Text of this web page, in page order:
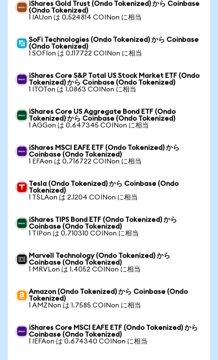
iShares Gold Trust (Ondo Tokenized) から Coinbase
(Ondo Tokenized)
1 IAUon は 0.524814 COINon に相当
SoFi Technologies (Ondo Tokenized) から Coinbase
(Ondo Tokenized)
1 SOFIon は 0.117722 COINon に相当
iShares Core S&P Total US Stock Market ETF (Ondo
Tokenized) から Coinbase (Ondo Tokenized)
1 ITOTon は 1.0863 COINon に相当
iShares Core US Aggregate Bond ETF (Ondo
Tokenized) から Coinbase (Ondo Tokenized)
1 AGGon は 0.647345 COINon に相当
iShares MSCI EAFE ETF (Ondo Tokenized) から
Coinbase (Ondo Tokenized)
1 EFAon は 0.716722 COINon に相当
Tesla (Ondo Tokenized) から Coinbase (Ondo
Tokenized)
1 TSLAon は 2.1204 COINon に相当
iShares TIPS Bond ETF (Ondo Tokenized) から
Coinbase (Ondo Tokenized)
1 TIPon は 0.710310 COINon に相当
Marvell Technology (Ondo Tokenized) から
Coinbase (Ondo Tokenized)
1 MRVLon は 1.4052 COINon に相当
Amazon (Ondo Tokenized) から Coinbase (Ondo
Tokenized)
1 AMZNon は 1.7585 COINon に相当
iShares Core MSCI EAFE ETF (Ondo Tokenized) から
Coinbase (Ondo Tokenized)
1 IEFAon は 0.674340 COINon に相当